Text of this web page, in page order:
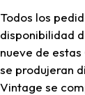
Todos los
disponibilidad
nueve de
se produjeran
Vintage se